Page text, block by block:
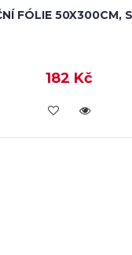
FÓLIE 50X300CM,
182 Kč
VLOŽIT DO KOŠÍKU